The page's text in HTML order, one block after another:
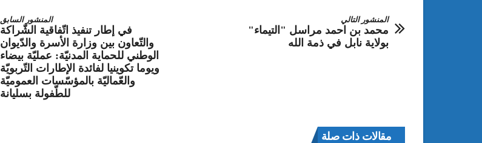
المنشور السابق
في إطار تنفيذ اتّفاقية الشّراكة
والتّعاون بين وزارة الأسرة والدّيوان
الوطني للحماية المدنيّة: عمليّة بيضاء
ويوما تكوينيا لفائدة الإطارات التّربويّة
والعّماليّة بالمؤسّسات العموميّة
للطّفولة بسليانة
المنشور التالي
محمد بن احمد مراسل "التيماء"
بولاية نابل في ذمة الله
مقالات ذات صلة